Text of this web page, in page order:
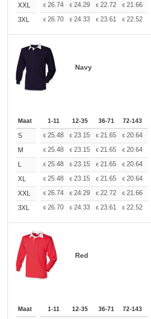
XXL
€ 26.74 € 24.29 € 22.72 € 21.66
3XL
€ 26.70 € 24.33 € 23.61 € 22.52
Navy
Maat 1-11 12-35 36-71 72-143
S € 25.48 € 23.15 € 21.65 € 20.64
M
€ 25.48 € 23.15 € 21.65 € 20.64
L
€ 25.48 € 23.15 € 21.65 € 20.64
XL
€ 25.48 € 23.15 € 21.65 € 20.64
XXL
€ 26.74 € 24.29 € 22.72 € 21.66
3XL
€ 26.70 € 24.33 € 23.61 € 22.52
Red
Maat 1-11 12-35 36-71 72-143